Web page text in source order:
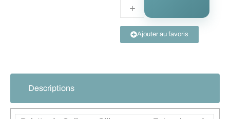
Ajouter au favoris
Descriptions